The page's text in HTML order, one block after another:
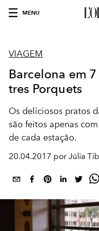
MENU
VIAGEM
Barcelona em
tres Porquets
Os deliciosos pratos
são feitos apenas
de cada estação.
20.04.2017 por Júlia